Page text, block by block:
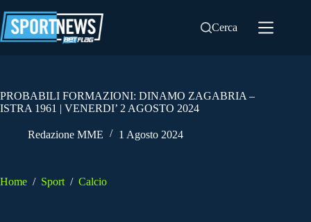
al
contenuto
Cerca
PROBABILI FORMAZIONI: DINAMO ZAGABRIA –
ISTRA 1961 | VENERDI’ 2 AGOSTO 2024
Redazione MME 1 Agosto 2024
Home / Sport / Calcio